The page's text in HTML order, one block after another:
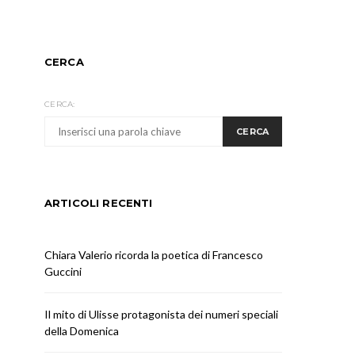
CERCA
CERCA:
CERCA
ARTICOLI RECENTI
Chiara Valerio ricorda la poetica di Francesco
Guccini
Il mito di Ulisse protagonista dei numeri speciali
della Domenica